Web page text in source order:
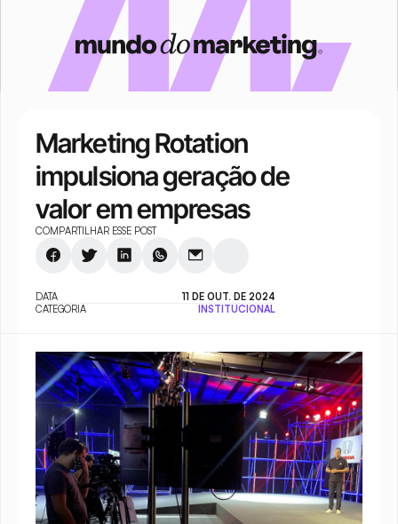
Marketing Rotation
impulsiona geração de
valor em empresas
COMPARTILHAR ESSE POST
DATA
11 DE OUT. DE 2024
CATEGORIA
INSTITUCIONAL